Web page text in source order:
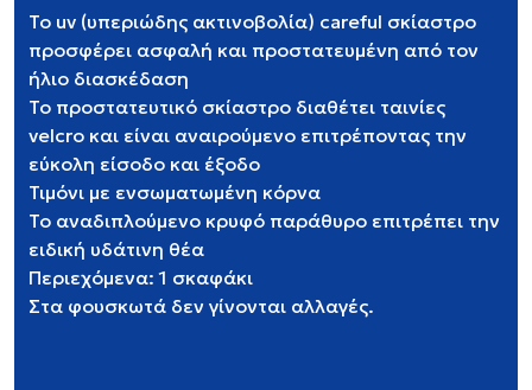
Το uv (υπεριώδης ακτινοβολία) careful σκίαστρο
προσφέρει ασφαλή και προστατευμένη από τον
ήλιο διασκέδαση
Το προστατευτικό σκίαστρο διαθέτει ταινίες
velcro και είναι αναιρούμενο επιτρέποντας την
εύκολη είσοδο και έξοδο
Τιμόνι με ενσωματωμένη κόρνα
Το αναδιπλούμενο κρυφό παράθυρο επιτρέπει την
ειδική υδάτινη θέα
Περιεχόμενα: 1 σκαφάκι
Στα φουσκωτά δεν γίνονται αλλαγές.